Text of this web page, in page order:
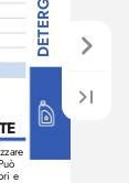
zare
uò
e